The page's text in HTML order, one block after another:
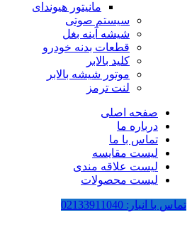
مانیتور هیوندای
سیستم صوتی
شیشه آینه بغل
قطعات بدنه خودرو
کلید بالابر
موتور شیشه بالابر
لنت ترمز
صفحه اصلی
درباره ما
تماس با ما
لیست مقایسه
لیست علاقه مندی
لیست محصولات
تماس با انبار: 02133911040